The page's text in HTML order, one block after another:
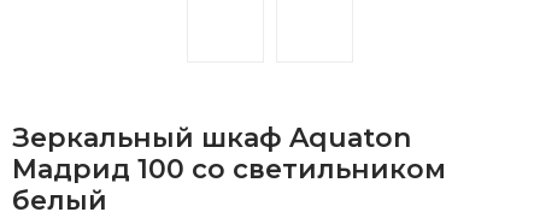
Зеркальный шкаф Aquaton
Мадрид 100 со светильником
белый